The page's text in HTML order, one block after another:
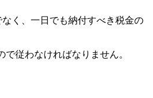
く、一日でも納付すべき税金の
従わなければなりません。